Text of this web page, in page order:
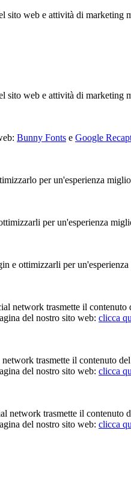
web e attività di marketing
web e attività di marketing
Bunny Fonts e Google
per un'esperienza
per un'esperienza
e ottimizzarli per
network trasmette il
del nostro sito web: clicca
trasmette il contenuto
del nostro sito web: clicca
trasmette il
del nostro sito web: clicca